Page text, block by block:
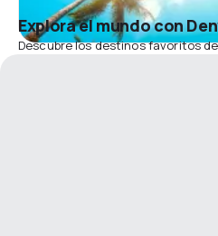
Explora el mundo con
Descubre los destinos favoritos